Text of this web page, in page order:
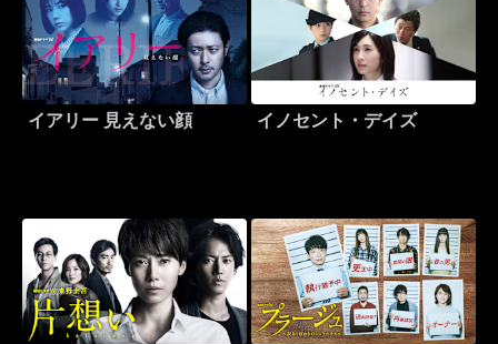
イアリー 見えない顔 イノセント・デイズ